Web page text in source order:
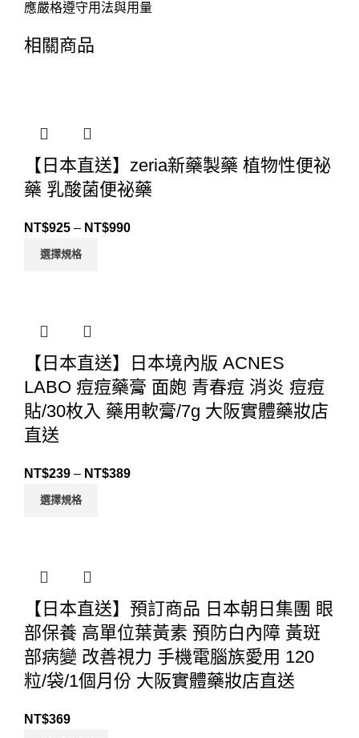
應嚴格遵守用法與用量
相關商品
【日本直送】zeria新藥製藥 植物性便祕
藥 乳酸菌便祕藥
NT$925 – NT$990
選擇規格
【日本直送】日本境內版 ACNES
LABO 痘痘藥膏 面皰 青春痘 消炎 痘痘
貼/30枚入 藥用軟膏/7g 大阪實體藥妝店
直送
NT$239 – NT$389
選擇規格
【日本直送】預訂商品 日本朝日集團 眼
部保養 高單位葉黃素 預防白內障 黃斑
部病變 改善視力 手機電腦族愛用 120
粒/袋/1個月份 大阪實體藥妝店直送
NT$369